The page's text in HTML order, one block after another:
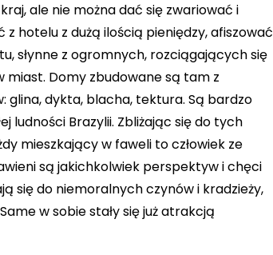
ale nie można dać się zwariować i
hotelu z dużą ilością pieniędzy, afiszować
słynne z ogromnych, rozciągających się
miast. Domy zbudowane są tam z
glina, dykta, blacha, tektura. Są bardzo
ludności Brazylii. Zbliżając się do tych
mieszkający w faweli to człowiek ze
są jakichkolwiek perspektyw i chęci
się do niemoralnych czynów i kradzieży,
w sobie stały się już atrakcją